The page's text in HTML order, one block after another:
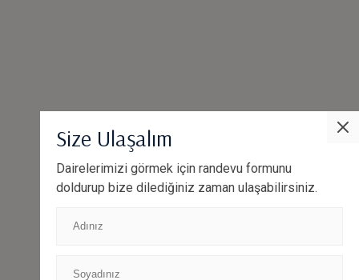
Size Ulaşalım
Dairelerimizi görmek için randevu formunu
doldurup bize dilediğiniz zaman ulaşabilirsiniz.